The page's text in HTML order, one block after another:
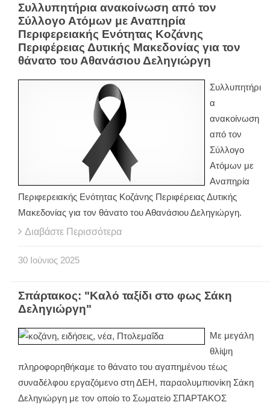
Συλλυπητήρια ανακοίνωση από τον
Σύλλογο Ατόμων με Αναπηρία
Περιφερειακής Ενότητας Κοζάνης
Περιφέρειας Δυτικής Μακεδονίας για τον
θάνατο του Αθανάσιου Δεληγιώργη
Συλλυπητήρι
α
ανακοίνωση
από τον
Σύλλογο
Ατόμων με
Αναπηρία
Περιφερειακής Ενότητας Κοζάνης Περιφέρειας Δυτικής
Μακεδονίας για τον θάνατο του Αθανάσιου Δεληγιώργη.
Διαβάστε Περισσότερα
30 Ιούνιος 2025
Σπάρτακος: "Καλό ταξίδι στο φως Σάκη
Δεληγιώργη"
Με μεγάλη
θλίψη
πληροφορηθήκαμε το θάνατο του αγαπημένου τέως
συναδέλφου εργαζόμενο στη ΔΕΗ, παραολυμπιονίκη Σάκη
Δεληγιώργη με τον οποίο το Σωματείο ΣΠΑΡΤΑΚΟΣ